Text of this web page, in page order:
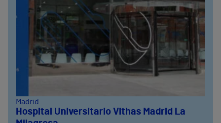
Madrid
Hospital Universitario Vithas Madrid La